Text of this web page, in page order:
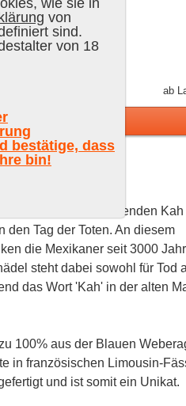
ab
Warenkorb
(Schnitt 4.5 von 5)
aus Mexiko stammenden Kah
den Tag der Toten. An diesem
die Mexikaner seit 3000
steht dabei sowohl für Tod
das Wort 'Kah' in der alten
100% aus der Blauen
in französischen Limousin-
und ist somit ein Unikat.
wie sie in
von
sind.
von 18
bestätige, dass
bin!